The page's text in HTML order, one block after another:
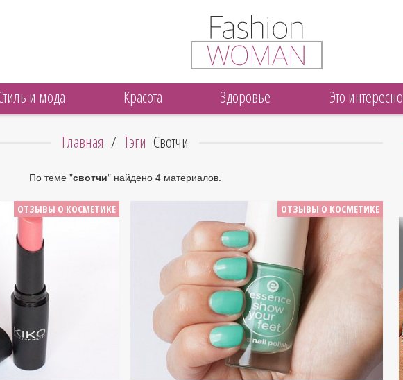
и мода Красота Здоровье Это интересно
Главная / Тэги Свотчи
По теме "свотчи" найдено 4 материалов.
ОТЗЫВЫ О КОСМЕТИКЕ ОТЗЫВЫ О КОСМЕТИКЕ